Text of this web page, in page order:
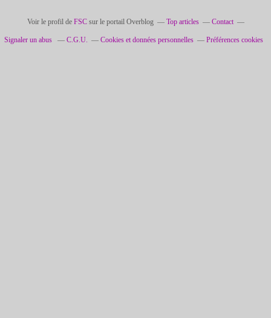
Voir le profil de FSCsur le portail Overblog Top articles Contact
Signaler un abus C.G.U. Cookies et données personnelles Préférences cookies